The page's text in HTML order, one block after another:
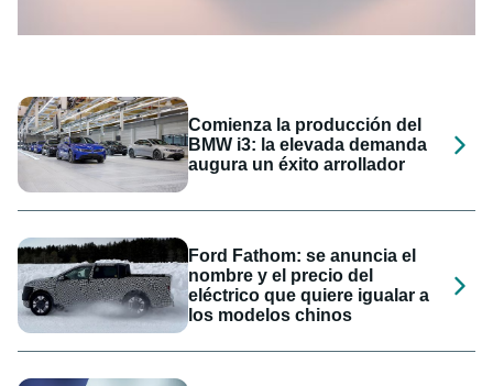
Comienza la producción del
BMW i3: la elevada demanda
augura un éxito arrollador
Ford Fathom: se anuncia el
nombre y el precio del
eléctrico que quiere igualar a
los modelos chinos